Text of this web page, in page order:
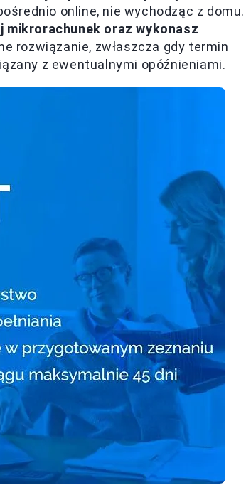
online, nie wychodząc z domu.
mikrorachunek oraz wykonasz
rozwiązanie, zwłaszcza gdy termin
z ewentualnymi opóźnieniami.